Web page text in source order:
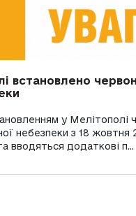
встановлено
у Мелітополі
небезпеки з 18 жовтня
вводяться додаткові п...